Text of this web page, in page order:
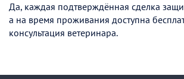
Да, каждая подтверждённая сделка
а на время проживания доступна
консультация ветеринара.